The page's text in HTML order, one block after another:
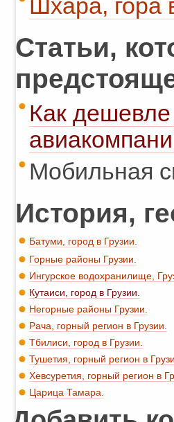
Шхара, гора
Статьи,
Как дешевле
Мобильная
История,
Батуми, город в Грузии.
Горные районы Грузии.
Ингурское водохранилище,
Кутаиси, город в Грузии.
Негорные районы Грузии.
Рача, горный регион в Грузии.
Тбилиси, город в Грузии.
Тушетия, горный регион в
Хевсуретия, горный регион в
Царица Тамара.